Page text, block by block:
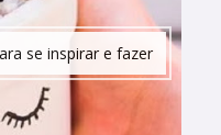
se inspirar e fazer